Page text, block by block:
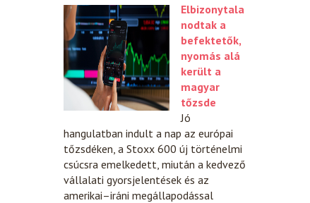
Elbizonytala
nodtak a
befektetők,
nyomás alá
került a
magyar
tőzsde
Jó
hangulatban indult a nap az európai
tőzsdéken, a Stoxx 600 új történelmi
csúcsra emelkedett, miután a kedvező
vállalati gyorsjelentések és az
amerikai–iráni megállapodással